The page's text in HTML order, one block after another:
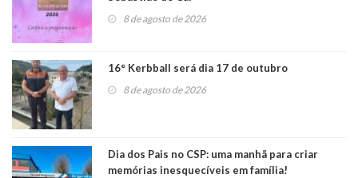
8 de agosto de 2026
16° Kerbball será dia 17 de outubro
8 de agosto de 2026
Dia dos Pais no CSP: uma manhã para criar
memórias inesquecíveis em família!